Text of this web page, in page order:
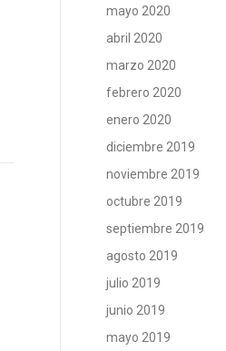
mayo 2020
abril 2020
marzo 2020
febrero 2020
enero 2020
diciembre 2019
noviembre 2019
octubre 2019
septiembre 2019
agosto 2019
julio 2019
junio 2019
mayo 2019